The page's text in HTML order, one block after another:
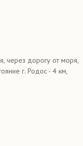
через дорогу от моря,
г. Родос - 4 км,